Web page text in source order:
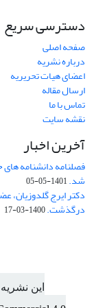
دسترسی سریع
صفحه اصلی
درباره نشریه
اعضای هیات تحریریه
ارسال مقاله
تماس با ما
نقشه سایت
آخرین اخبار
شد.1401-05-05
دکتر ایرج گلدوزیان،
درگذشت.1400-03-17
این